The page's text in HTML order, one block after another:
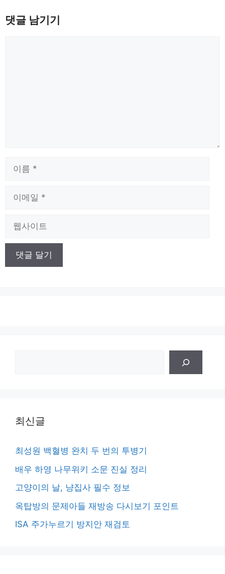
댓글 남기기
최신글
최성원 백혈병 완치 두 번의 투병기
배우 하영 나무위키 소문 진실 정리
고양이의 날, 냥집사 필수 정보
옥탑방의 문제아들 재방송 다시보기 포인트
ISA 주가누르기 방지안 재검토